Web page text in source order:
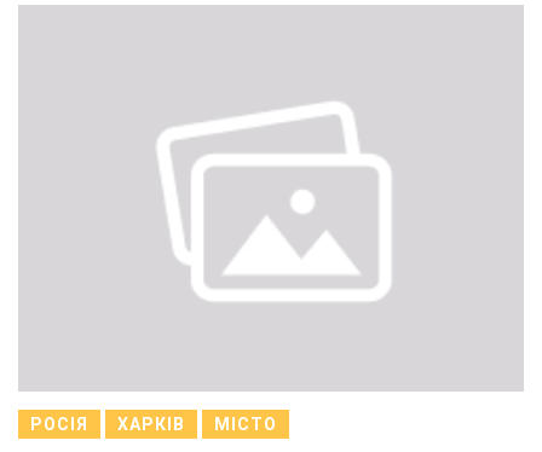
РОСІЯ ХАРКІВ МІСТО